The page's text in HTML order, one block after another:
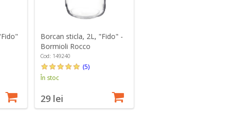
Borcan sticla, 2L, "Fido" -
Bormioli Rocco
Cod: 149240
(5)
În stoc
29 lei